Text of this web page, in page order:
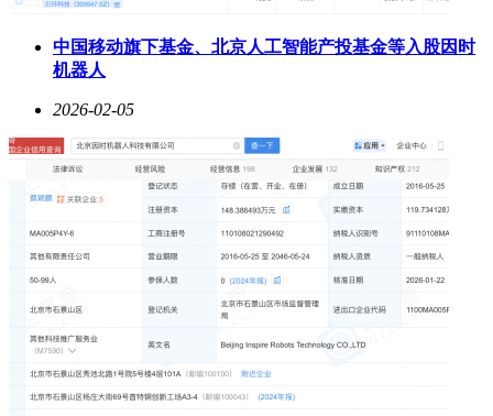
中国移动旗下基金、北京人工智能产投基金等入股因时
机器人
2026-02-05